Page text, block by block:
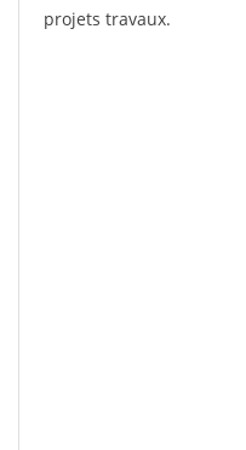
projets travaux.